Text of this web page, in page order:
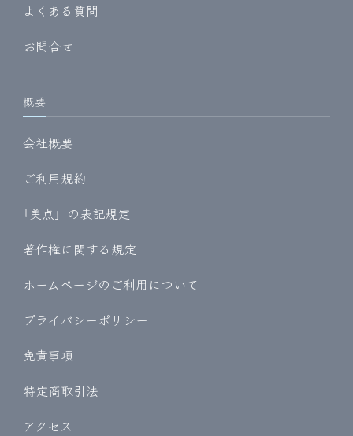
よくある質問
お問合せ
概要
会社概要
ご利用規約
｢美点」の表記規定
著作権に関する規定
ホームページのご利用について
プライバシーポリシー
免責事項
特定商取引法
アクセス